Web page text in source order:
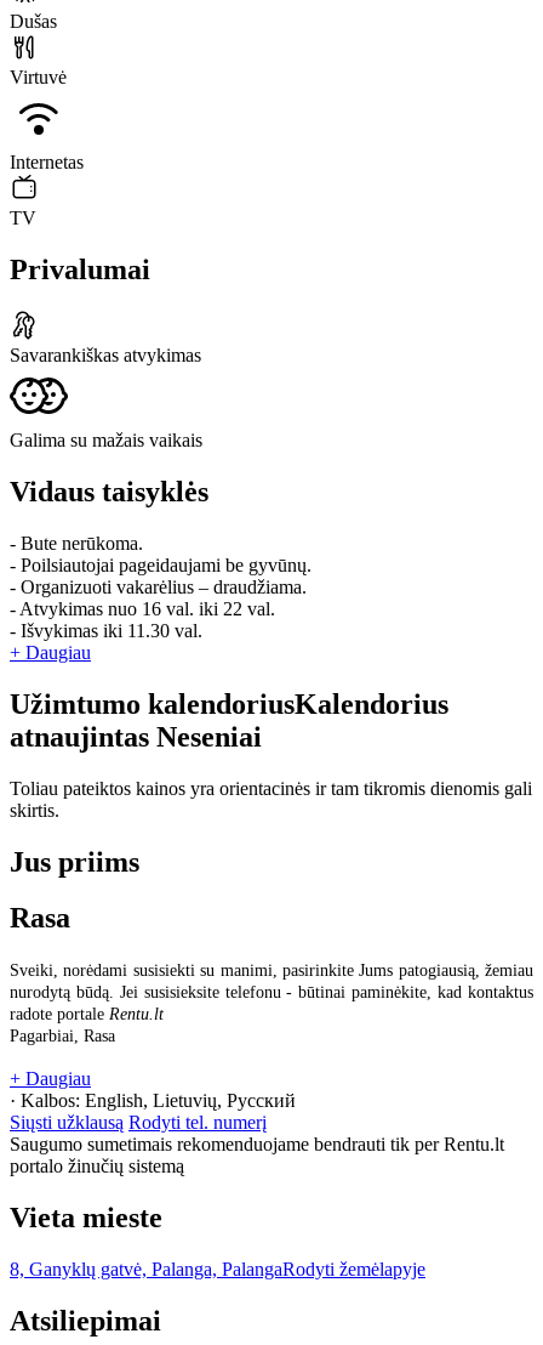
Dušas
Virtuvė
Internetas
TV
Privalumai
Savarankiškas atvykimas
Galima su mažais vaikais
Vidaus taisyklės
- Bute nerūkoma.
- Poilsiautojai pageidaujami be gyvūnų.
- Organizuoti vakarėlius – draudžiama.
- Atvykimas nuo 16 val. iki 22 val.
- Išvykimas iki 11.30 val.
+ Daugiau
Užimtumo kalendoriusKalendorius
atnaujintas Neseniai
Toliau pateiktos kainos yra orientacinės ir tam tikromis dienomis gali
skirtis.
Jus priims
Rasa
Sveiki, norėdami susisiekti su manimi, pasirinkite Jums patogiausią, žemiau
nurodytą būdą. Jei susisieksite telefonu - būtinai paminėkite, kad kontaktus
radote portale Rentu.lt
Pagarbiai, Rasa
+ Daugiau
· Kalbos: English, Lietuvių, Русский
Siųsti užklausą Rodyti tel. numerį
Saugumo sumetimais rekomenduojame bendrauti tik per Rentu.lt
portalo žinučių sistemą
Vieta mieste
8, Ganyklų gatvė, Palanga, PalangaRodyti žemėlapyje
Atsiliepimai